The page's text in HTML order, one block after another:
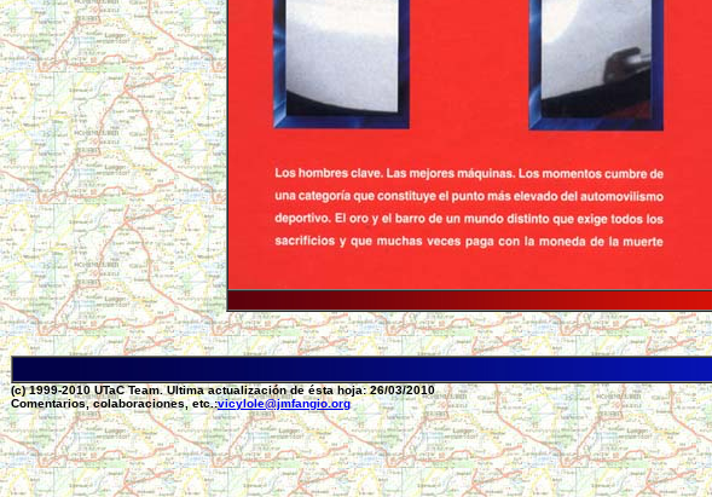
(c) 1999-2010 UTaC Team. Ultima actualización de ésta hoja: 26/03/2010
Comentarios, colaboraciones, etc.:vicylole@jmfangio.org